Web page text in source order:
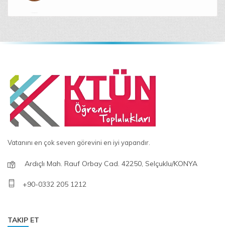
Gezi Ve Etkinlik Topluluğu
Travel and Event Society
Innovation and Entrepreneurship Society
Kalite Kulübü Topluluğu
Vatanını en çok seven görevini en iyi yapandır.
Ardıçlı Mah. Rauf Orbay Cad. 42250, Selçuklu/KONYA
+90-0332 205 1212
TAKIP ET